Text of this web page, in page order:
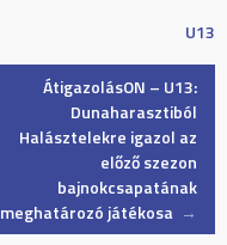
U13
ÁtigazolásON – U13:
Dunaharasztiból
Halásztelekre igazol az
előző szezon
bajnokcsapatának
meghatározó játékosa →